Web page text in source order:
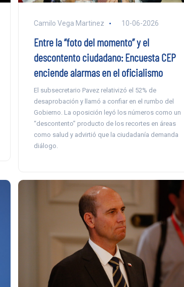
Camilo Vega Martinez 10-06-2026
Entre la “foto del momento” y el
descontento ciudadano: Encuesta CEP
enciende alarmas en el oficialismo
El subsecretario Pavez relativizó el 52% de
desaprobación y llamó a confiar en el rumbo del
Gobierno. La oposición leyó los números como un
“descontento” producto de los recortes en áreas
como salud y advirtió que la ciudadanía demanda
diálogo.